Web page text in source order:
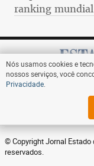
ranking mundial
© Copyright Jornal
reservados.
Nós usamos cookies e
nossos serviços, você
Privacidade